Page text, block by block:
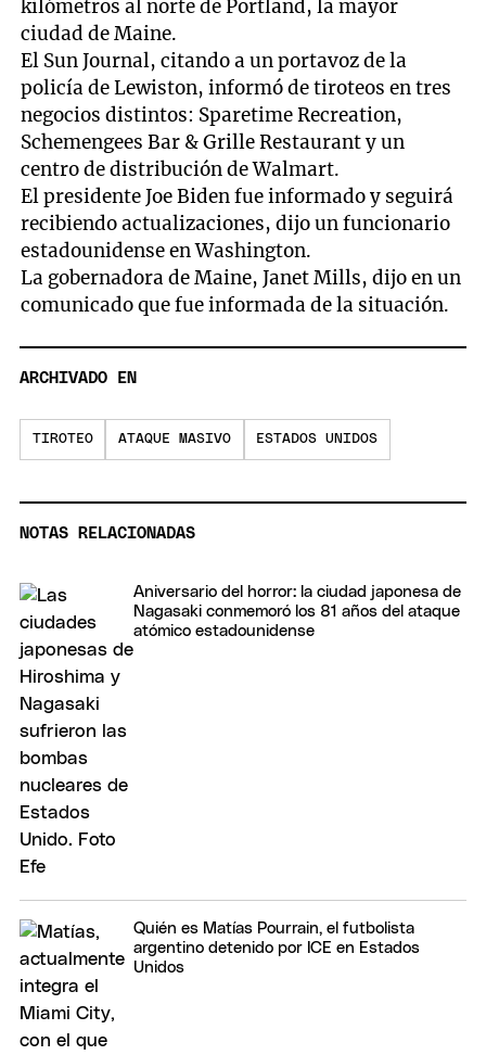
kilómetros al norte de Portland, la mayor
ciudad de Maine.
El Sun Journal, citando a un portavoz de la
policía de Lewiston, informó de tiroteos en tres
negocios distintos: Sparetime Recreation,
Schemengees Bar & Grille Restaurant y un
centro de distribución de Walmart.
El presidente Joe Biden fue informado y seguirá
recibiendo actualizaciones, dijo un funcionario
estadounidense en Washington.
La gobernadora de Maine, Janet Mills, dijo en un
comunicado que fue informada de la situación.
ARCHIVADO EN
TIROTEO ATAQUE MASIVO ESTADOS UNIDOS
NOTAS RELACIONADAS
Aniversario del horror: la ciudad japonesa de
Nagasaki conmemoró los 81 años del ataque
atómico estadounidense
Quién es Matías Pourrain, el futbolista
argentino detenido por ICE en Estados
Unidos